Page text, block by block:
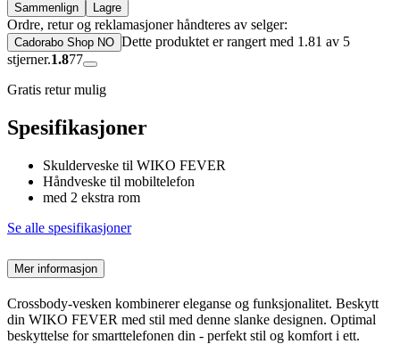
Sammenlign
Lagre
Ordre, retur og reklamasjoner håndteres av selger:
Cadorabo Shop NO Dette produktet er rangert med 1.81 av 5
stjerner.1.877
Gratis retur mulig
Spesifikasjoner
Skulderveske til WIKO FEVER
Håndveske til mobiltelefon
med 2 ekstra rom
Se alle spesifikasjoner
Mer informasjon
Crossbody-vesken kombinerer eleganse og funksjonalitet. Beskytt
din WIKO FEVER med stil med denne slanke designen. Optimal
beskyttelse for smarttelefonen din - perfekt stil og komfort i ett.